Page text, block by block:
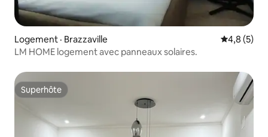
Logement · Brazzaville Note
4,8 (5)
LM HOME logement avec panneaux solaires.
Superhôte
Superhôte